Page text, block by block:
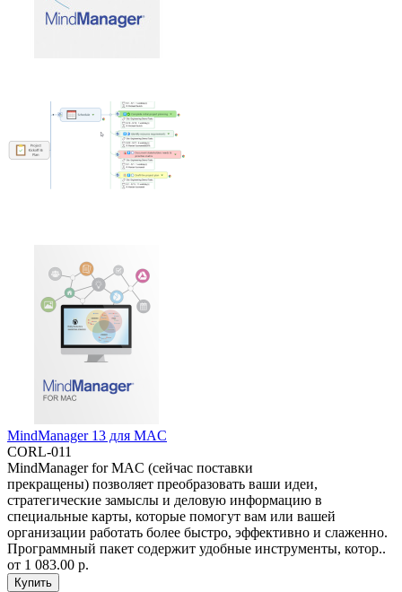
MindManager 13 для MAC
CORL-011
MindManager for MAC (сейчас поставки
прекращены) позволяет преобразовать ваши идеи,
стратегические замыслы и деловую информацию в
специальные карты, которые помогут вам или вашей
организации работать более быстро, эффективно и слаженно.
Программный пакет содержит удобные инструменты, котор..
от 1 083.00 р.